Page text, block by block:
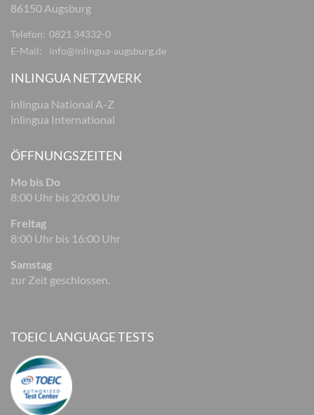
86150 Augsburg
Telefon: 0821 34332-0
E-Mail:
info@inlingua-augsburg.de
INLINGUA NETZWERK
inlingua National A-Z
inlingua International
ÖFFNUNGSZEITEN
Mo bis Do
8:00 Uhr bis 20:00 Uhr
Freitag
8:00 Uhr bis 16:00 Uhr
Samstag
zur Zeit geschlossen.
TOEIC LANGUAGE TESTS